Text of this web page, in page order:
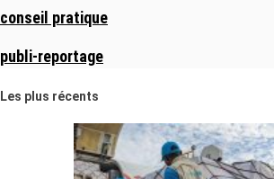
conseil pratique
publi-reportage
Les plus récents